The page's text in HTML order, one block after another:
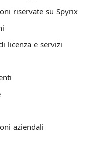
riservate su Spyrix
licenza e servizi
aziendali